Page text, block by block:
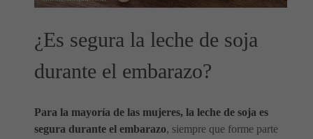
¿Es segura la leche de soja
durante el embarazo?
Para la mayoría de las mujeres, la leche de soja es
segura durante el embarazo, siempre que forme parte